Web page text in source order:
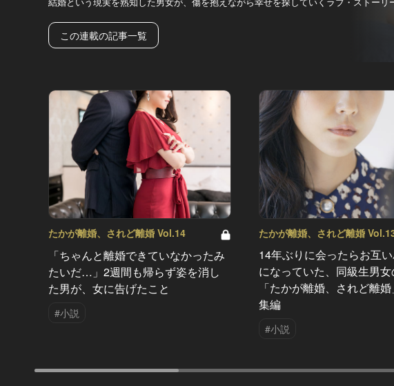
この連載の記事一覧
たかが離婚、されど離婚 Vol.14
「ちゃんと離婚できていなかったみ
たいだ…」2週間も帰らず姿を消し
た男が、女に告げたこと
#小説
たかが離婚、されど離婚
14年ぶりに会ったらお互
になっていた、同級生男
「たかが離婚、されど離
集編
#小説